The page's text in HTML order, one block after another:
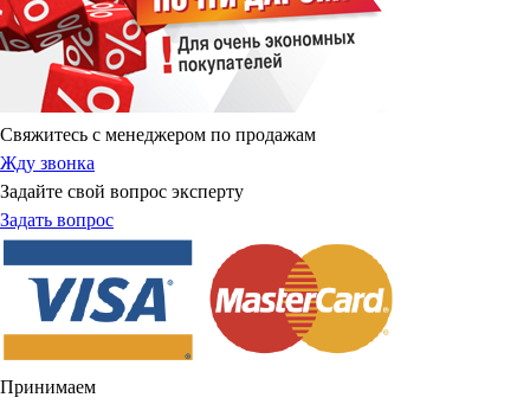
Свяжитесь с менеджером по продажам
Жду звонка
Задайте свой вопрос эксперту
Задать вопрос
Принимаем